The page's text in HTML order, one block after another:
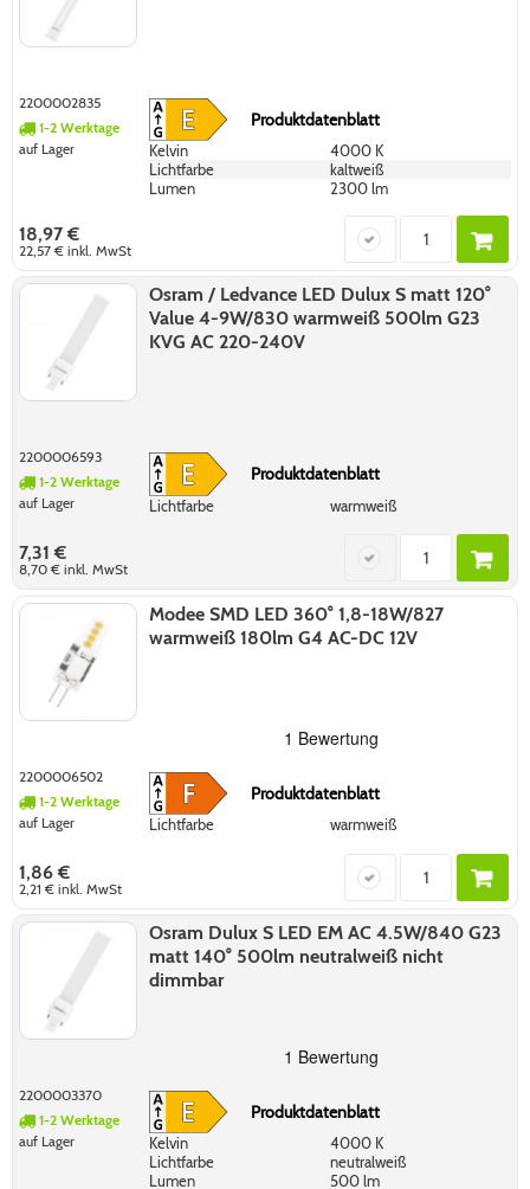
2200002835
1-2 Werktage
auf Lager
Produktdatenblatt
Kelvin
4000 K
Lichtfarbe
kaltweiß
Lumen
2300 lm
18,97 €
22,57 €inkl. MwSt
Osram / Ledvance LED Dulux S matt 120°
Value 4-9W/830 warmweiß 500lm G23
KVG AC 220-240V
2200006593
1-2 Werktage
auf Lager
Produktdatenblatt
Lichtfarbe warmweiß
7,31 €
8,70 €inkl. MwSt
Modee SMD LED 360° 1,8-18W/827
warmweiß 180lm G4 AC-DC 12V
2200006502
1-2 Werktage
auf Lager
Produktdatenblatt
Lichtfarbe warmweiß
1,86 €
2,21 €inkl. MwSt
Osram Dulux S LED EM AC 4.5W/840 G23
matt 140° 500lm neutralweiß nicht
dimmbar
2200003370
1-2 Werktage
auf Lager
Produktdatenblatt
Kelvin
4000 K
Lichtfarbe
neutralweiß
Lumen
500 lm